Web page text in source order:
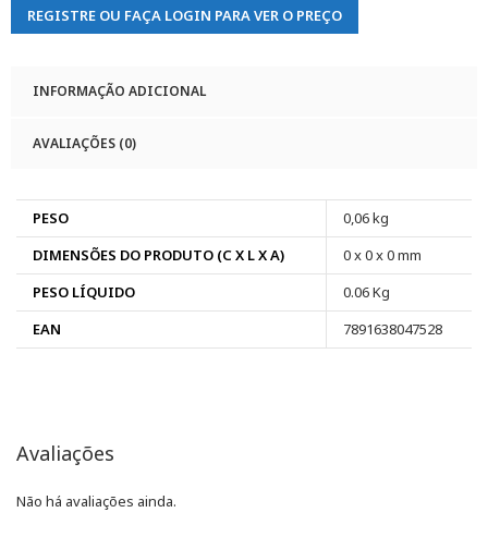
REGISTRE OU FAÇA LOGIN PARA VER O PREÇO
INFORMAÇÃO ADICIONAL
AVALIAÇÕES (0)
PESO
0,06 kg
DIMENSÕES DO PRODUTO (C X L X A)
0 x 0 x 0 mm
PESO LÍQUIDO
0.06 Kg
EAN
7891638047528
Avaliações
Não há avaliações ainda.